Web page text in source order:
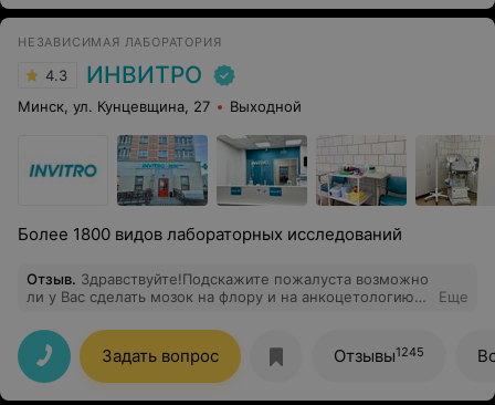
НЕЗАВИСИМАЯ ЛАБОРАТОРИЯ
4.3 ИНВИТРО
Минск, ул. Кунцевщина, 27 Выходной
Более 1800 видов лабораторных исследований
Отзыв. Здравствуйте!Подскажите пожалуста возможно
ли у Вас сделать мозок на флору и на анкоцетологию?
Еще
Задать вопрос Отзывы1245